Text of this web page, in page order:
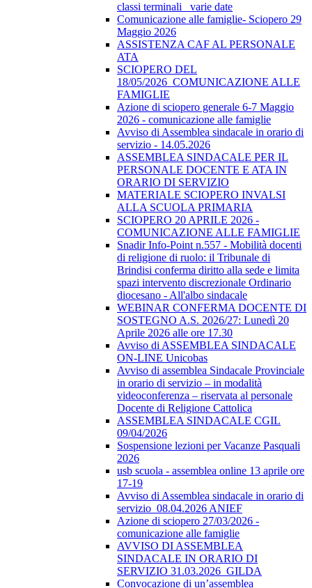
classi terminali_ varie date
Comunicazione alle famiglie- Sciopero 29
Maggio 2026
ASSISTENZA CAF AL PERSONALE
ATA
SCIOPERO DEL
18/05/2026_COMUNICAZIONE ALLE
FAMIGLIE
Azione di sciopero generale 6-7 Maggio
2026 - comunicazione alle famiglie
Avviso di Assemblea sindacale in orario di
servizio - 14.05.2026
ASSEMBLEA SINDACALE PER IL
PERSONALE DOCENTE E ATA IN
ORARIO DI SERVIZIO
MATERIALE SCIOPERO INVALSI
ALLA SCUOLA PRIMARIA
SCIOPERO 20 APRILE 2026 -
COMUNICAZIONE ALLE FAMIGLIE
Snadir Info-Point n.557 - Mobilità docenti
di religione di ruolo: il Tribunale di
Brindisi conferma diritto alla sede e limita
spazi intervento discrezionale Ordinario
diocesano - All'albo sindacale
WEBINAR CONFERMA DOCENTE DI
SOSTEGNO A.S. 2026/27: Lunedì 20
Aprile 2026 alle ore 17.30
Avviso di ASSEMBLEA SINDACALE
ON-LINE Unicobas
Avviso di assemblea Sindacale Provinciale
in orario di servizio – in modalità
videoconferenza – riservata al personale
Docente di Religione Cattolica
ASSEMBLEA SINDACALE CGIL
09/04/2026
Sospensione lezioni per Vacanze Pasquali
2026
usb scuola - assemblea online 13 aprile ore
17-19
Avviso di Assemblea sindacale in orario di
servizio_08.04.2026 ANIEF
Azione di sciopero 27/03/2026 -
comunicazione alle famiglie
AVVISO DI ASSEMBLEA
SINDACALE IN ORARIO DI
SERVIZIO 31.03.2026_GILDA
Convocazione di un’assemblea